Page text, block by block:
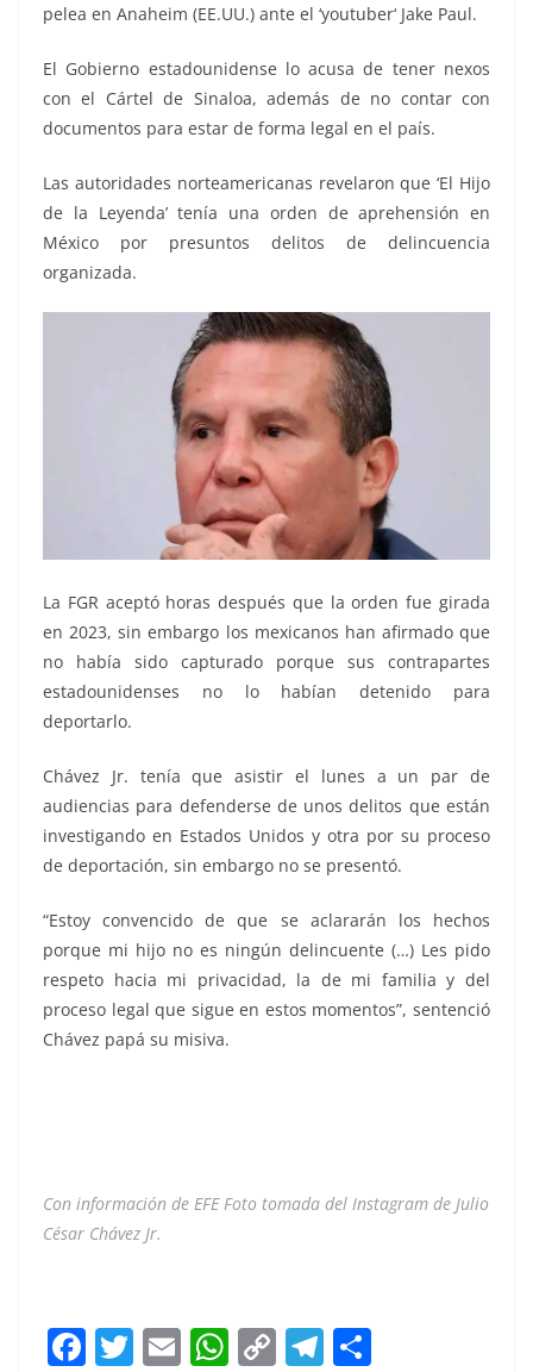
pelea en Anaheim (EE.UU.) ante el ‘youtuber‘ Jake Paul.
El Gobierno estadounidense lo acusa de tener nexos
con el Cártel de Sinaloa, además de no contar con
documentos para estar de forma legal en el país.
Las autoridades norteamericanas revelaron que ‘El Hijo
de la Leyenda’ tenía una orden de aprehensión en
México por presuntos delitos de delincuencia
organizada.
La FGR aceptó horas después que la orden fue girada
en 2023, sin embargo los mexicanos han afirmado que
no había sido capturado porque sus contrapartes
estadounidenses no lo habían detenido para
deportarlo.
Chávez Jr. tenía que asistir el lunes a un par de
audiencias para defenderse de unos delitos que están
investigando en Estados Unidos y otra por su proceso
de deportación, sin embargo no se presentó.
“Estoy convencido de que se aclararán los hechos
porque mi hijo no es ningún delincuente (…) Les pido
respeto hacia mi privacidad, la de mi familia y del
proceso legal que sigue en estos momentos”, sentenció
Chávez papá su misiva.
Con información de EFE Foto tomada del Instagram de Julio
César Chávez Jr.
F T E W C T